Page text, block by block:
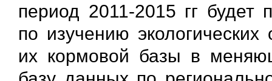
период 2011-2015 гг будет
по изучению
их кормовой базы в